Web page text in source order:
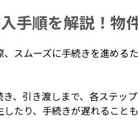
手順を解説！物
スムーズに手続きを進める
、引き渡しまで、各ステッ
たり、手続きが遅れること